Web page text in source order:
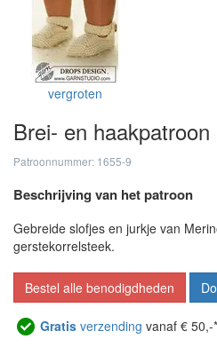
vergroten
Brei- en
Patroonnummer: 1655-9
Beschrijving van het patroon
Gebreide slofjes en jurkje van
gerstekorrelsteek.
Bestel alle benodigdheden
Gratis verzending vanaf € 50,-*